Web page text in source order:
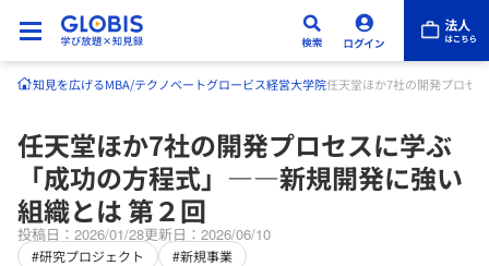
知見を広げるMBA/テクノベートグロービス経営大学院任天堂ほか7社の開発プロセ
任天堂ほか7社の開発プロセスに学ぶ
「成功の方程式」――新規開発に強い
組織とは 第２回
投稿日：2026/01/28更新日：2026/06/10
#研究プロジェクト #新規事業